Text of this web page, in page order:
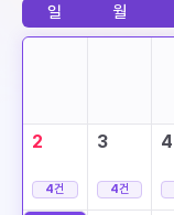
일 월
2
4건
3
4건
4